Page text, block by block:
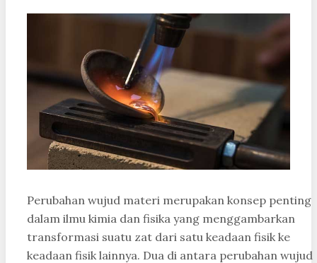
Perubahan wujud materi merupakan konsep penting
dalam ilmu kimia dan fisika yang menggambarkan
transformasi suatu zat dari satu keadaan fisik ke
keadaan fisik lainnya. Dua di antara perubahan wujud